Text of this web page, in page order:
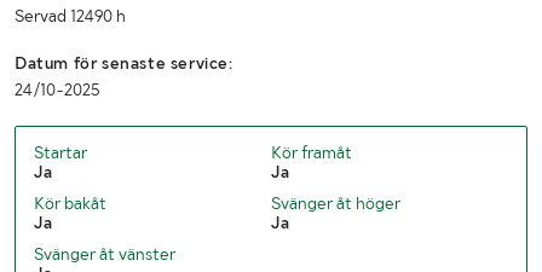
Servad 12490 h
Datum för senaste service:
24/10-2025
Startar
Ja
Kör framåt
Ja
Kör bakåt
Ja
Svänger åt höger
Ja
Svänger åt vänster